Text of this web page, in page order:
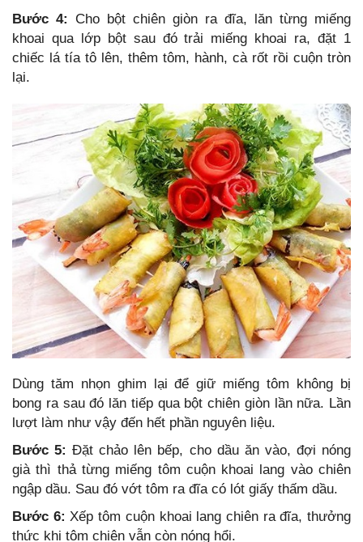
Bước 4: Cho bột chiên giòn ra đĩa, lăn từng miếng
khoai qua lớp bột sau đó trải miếng khoai ra, đặt 1
chiếc lá tía tô lên, thêm tôm, hành, cà rốt rồi cuộn tròn
lại.
Dùng tăm nhọn ghim lại để giữ miếng tôm không bị
bong ra sau đó lăn tiếp qua bột chiên giòn lần nữa. Lần
lượt làm như vậy đến hết phần nguyên liệu.
Bước 5: Đặt chảo lên bếp, cho dầu ăn vào, đợi nóng
già thì thả từng miếng tôm cuộn khoai lang vào chiên
ngập dầu. Sau đó vớt tôm ra đĩa có lót giấy thấm dầu.
Bước 6:Xếp tôm cuộn khoai lang chiên ra đĩa, thưởng
thức khi tôm chiên vẫn còn nóng hổi.